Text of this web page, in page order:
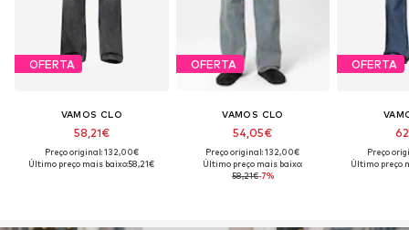
OFERTA
VAMOS CLO
58,21€
Preço original: 132,00€
Último preço mais baixo:58,21€
OFERTA
VAMOS CLO
54,05€
Preço original: 132,00€
Último preço mais baixo:
58,21€-7%
OFERTA
Preço
Último preço